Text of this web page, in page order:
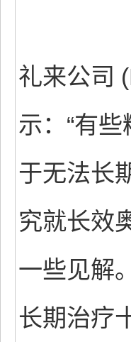
礼来公司
示：“有
于无法长
究就长效
一些见解
长期治疗